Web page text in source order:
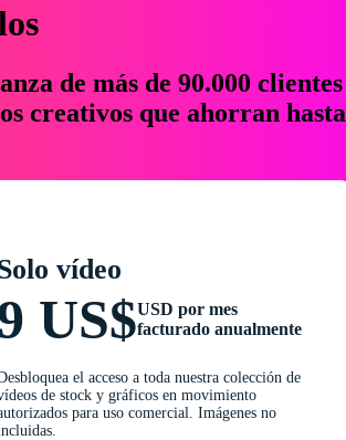
de más de 90.000 clientes
creativos que ahorran hasta
vídeo
US$USD por mes
facturado anualmente
el acceso a toda nuestra colección de
de stock y gráficos en movimiento
para uso comercial. Imágenes no